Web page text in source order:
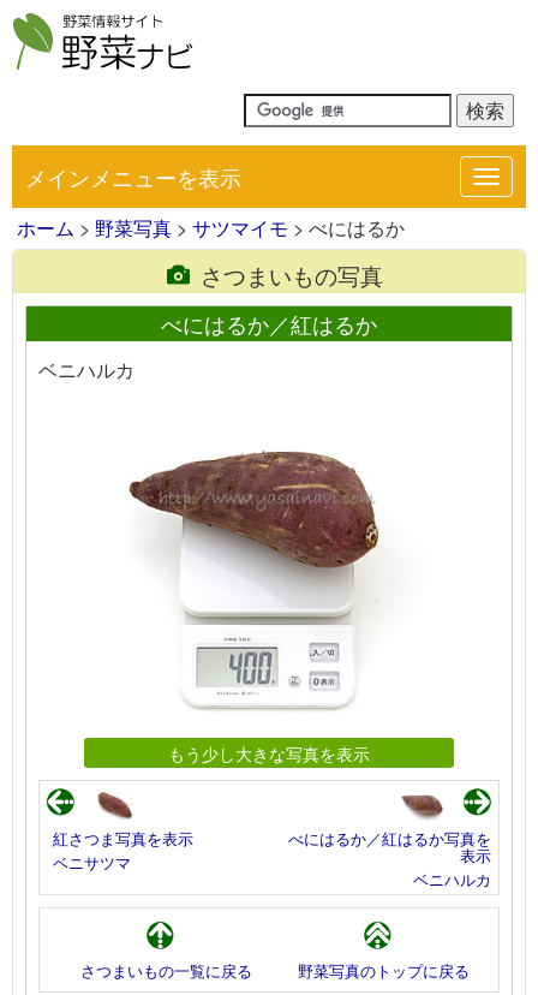
メインメニューを表示
ホーム > 野菜写真 > サツマイモ > べにはるか
さつまいもの写真
べにはるか／紅はるか
ベニハルカ
もう少し大きな写真を表示
紅さつま写真を表示
ベニサツマ
べにはるか／紅はるか写真を
表示
ベニハルカ
さつまいもの一覧に戻る 野菜写真のトップに戻る